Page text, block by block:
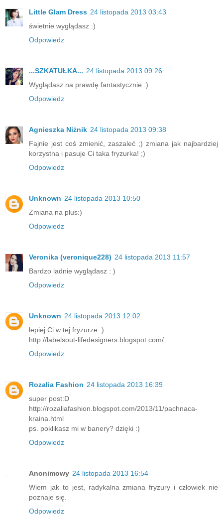
Little Glam Dress 24 listopada 2013 03:43
świetnie wyglądasz :)
Odpowiedz
...SZKATUŁKA... 24 listopada 2013 09:26
Wyglądasz na prawdę fantastycznie :)
Odpowiedz
Agnieszka Niżnik 24 listopada 2013 09:38
Fajnie jest coś zmienić, zaszaleć ;) zmiana jak najbardziej
korzystna i pasuje Ci taka fryzurka! ;)
Odpowiedz
Unknown 24 listopada 2013 10:50
Zmiana na plus:)
Odpowiedz
Veronika (veronique228) 24 listopada 2013 11:57
Bardzo ladnie wyglądasz : )
Odpowiedz
Unknown 24 listopada 2013 12:02
lepiej Ci w tej fryzurze :)
http://labelsout-lifedesigners.blogspot.com/
Odpowiedz
Rozalia Fashion 24 listopada 2013 16:39
super post:D
http://rozaliafashion.blogspot.com/2013/11/pachnaca-
kraina.html
ps. poklikasz mi w banery? dzięki :)
Odpowiedz
Anonimowy 24 listopada 2013 16:54
Wiem jak to jest, radykalna zmiana fryzury i człowiek nie
poznaje się.
Odpowiedz